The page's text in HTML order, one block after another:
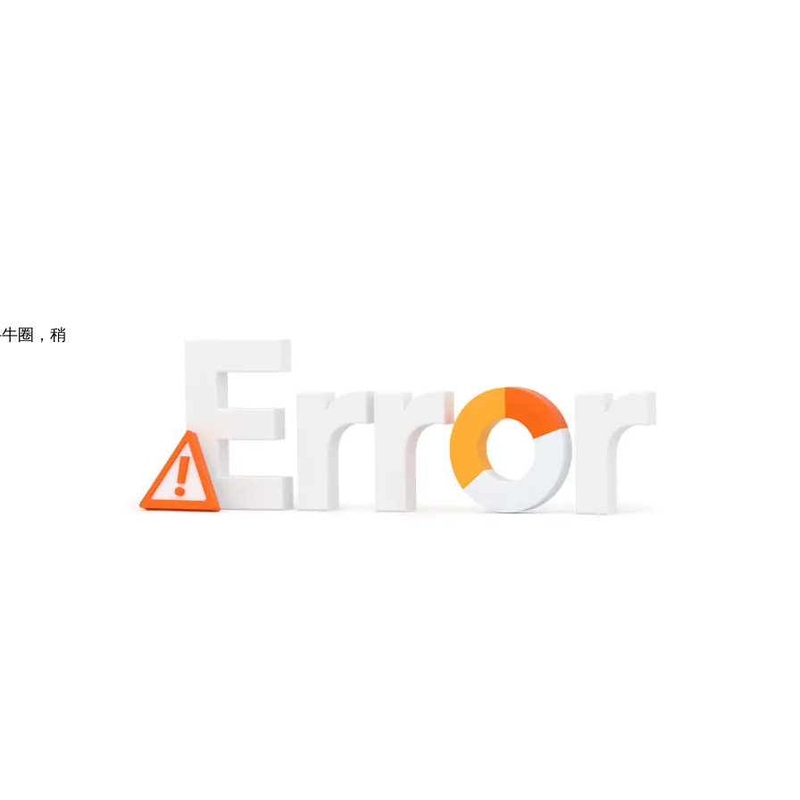
圈，稍